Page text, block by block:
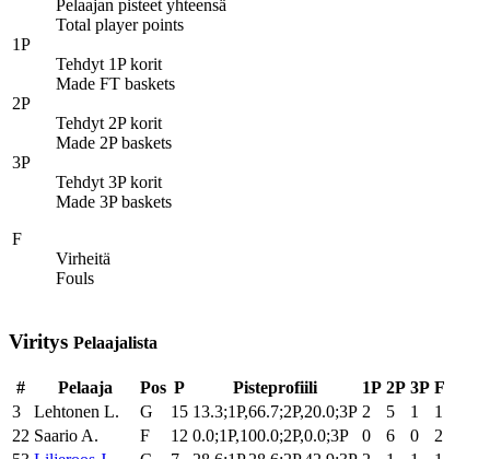
Pelaajan pisteet yhteensä
Total player points
1P
Tehdyt 1P korit
Made FT baskets
2P
Tehdyt 2P korit
Made 2P baskets
3P
Tehdyt 3P korit
Made 3P baskets
F
Virheitä
Fouls
Viritys Pelaajalista
# Pelaaja Pos P Pisteprofiili 1P 2P 3P F
3
Lehtonen L. G 15 13.3;1P,66.7;2P,20.0;3P 2 5 1
1
22 Saario A. F 12 0.0;1P,100.0;2P,0.0;3P 0 6 0
2